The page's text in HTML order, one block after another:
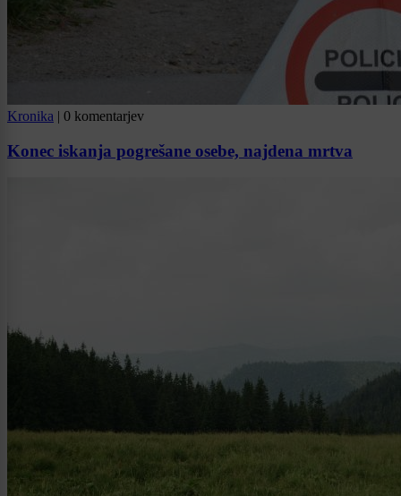
Kronika | 0 komentarjev
Konec iskanja pogrešane osebe, najdena mrtva